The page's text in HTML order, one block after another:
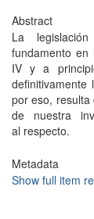
Abstract
La
fundamento en
IV y a
por eso,
de nuestra
al respecto.
Metadata
Show full item